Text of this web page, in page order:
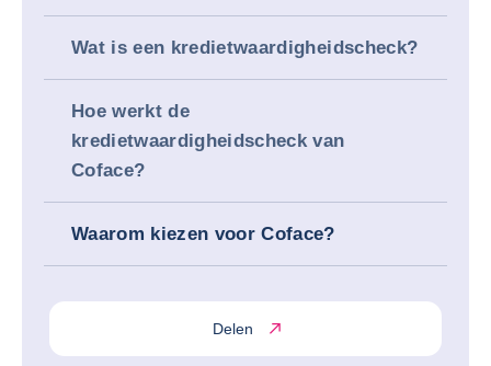
Wat is een kredietwaardigheidscheck?
Hoe werkt de
kredietwaardigheidscheck van
Coface?
Waarom kiezen voor Coface?
Delen